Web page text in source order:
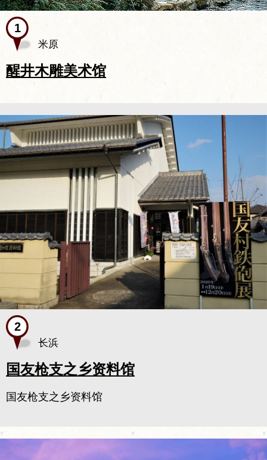
米原
醒井木雕美术馆
长浜
国友枪支之乡资料馆
国友枪支之乡资料馆